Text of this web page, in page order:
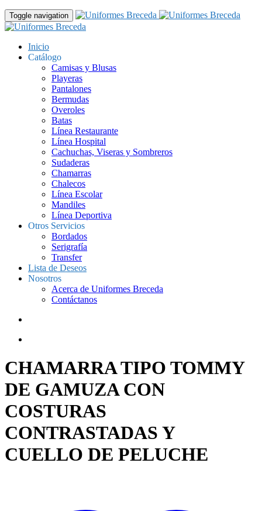
Toggle navigation
Inicio
Catálogo
Camisas y Blusas
Playeras
Pantalones
Bermudas
Overoles
Batas
Línea Restaurante
Línea Hospital
Cachuchas, Viseras y Sombreros
Sudaderas
Chamarras
Chalecos
Línea Escolar
Mandiles
Línea Deportiva
Otros Servicios
Bordados
Serigrafía
Transfer
Lista de Deseos
Nosotros
Acerca de Uniformes Breceda
Contáctanos
CHAMARRA TIPO TOMMY
DE GAMUZA CON
COSTURAS
CONTRASTADAS Y
CUELLO DE PELUCHE